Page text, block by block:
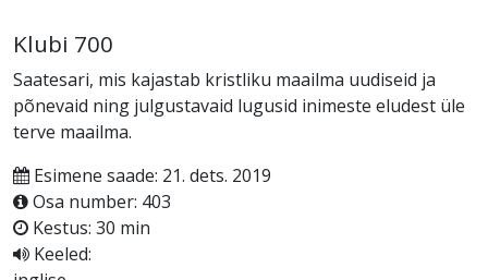
Klubi 700
Saatesari, mis kajastab kristliku maailma uudiseid ja
põnevaid ning julgustavaid lugusid inimeste eludest üle
terve maailma.
Esimene saade: 21. dets. 2019
Osa number: 403
Kestus: 30 min
Keeled: